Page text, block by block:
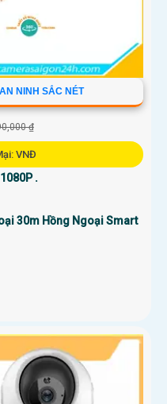
NINH SẮC NÉT
₫
VNĐ
1080P .
30m Hồng Ngoại Smart